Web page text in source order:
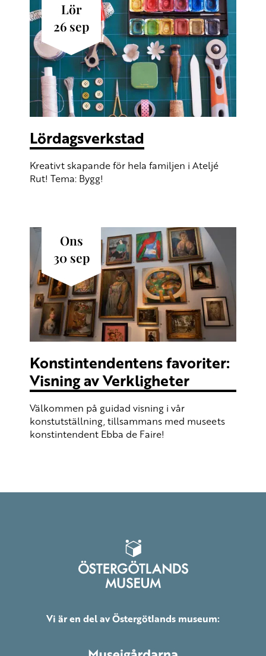
lör
26 sep
Lördagsverkstad
Kreativt skapande för hela familjen i Ateljé
Rut! Tema: Bygg!
ons
30 sep
Konstintendentens favoriter:
Visning av Verkligheter
Välkommen på guidad visning i vår
konstutställning, tillsammans med museets
konstintendent Ebba de Faire!
Vi är en del av Östergötlands museum: